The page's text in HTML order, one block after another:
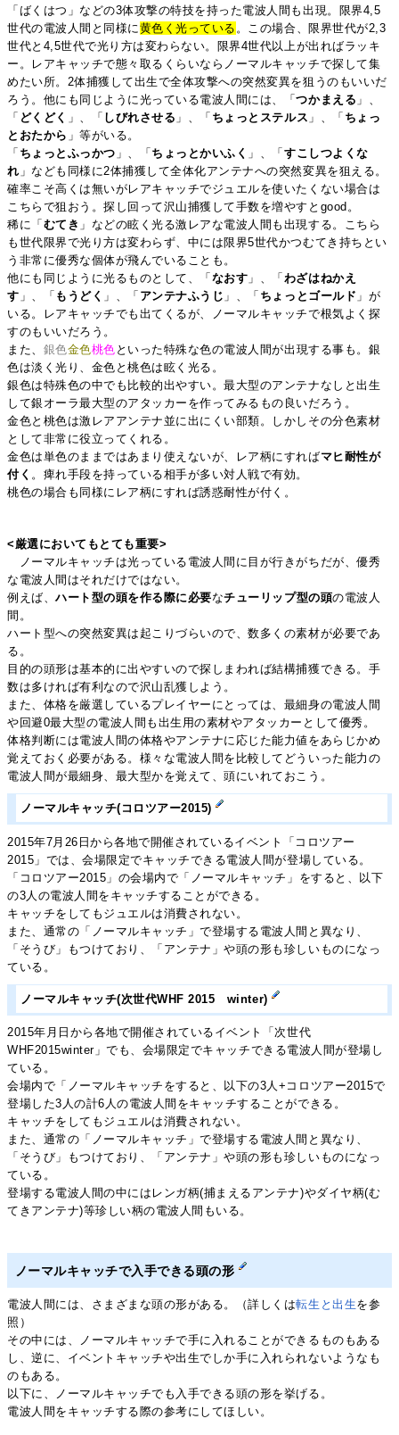
「ばくはつ」などの3体攻撃の特技を持った電波人間も出現。限界4,5
世代の電波人間と同様に黄色く光っている 。この場合、限界世代が2,3
世代と4,5世代で光り方は変わらない。限界4世代以上が出ればラッキ
ー。レアキャッチで態々取るくらいならノーマルキャッチで探して集
めたい所。2体捕獲して出生で全体攻撃への突然変異を狙うのもいいだ
ろう。他にも同じように光っている電波人間には、「つかまえる 」、
「 どくどく 」、「 しびれさせる 」、「 ちょっとステルス 」、「 ちょっ
とおたから 」等がいる。
「 ちょっとふっかつ 」、「 ちょっとかいふく 」、「 すこしつよくな
れ 」なども同様に2体捕獲して全体化アンテナへの突然変異を狙える。
確率こそ高くは無いがレアキャッチでジュエルを使いたくない場合は
こちらで狙おう。探し回って沢山捕獲して手数を増やすとgood。
稀に「 むてき 」などの眩く光る激レアな電波人間も出現する。こちら
も世代限界で光り方は変わらず、中には限界5世代かつむてき持ちとい
う非常に優秀な個体が飛んでいることも。
他にも同じように光るものとして、「 なおす 」、「 わざはねかえ
す 」、「 もうどく 」、「 アンテナふうじ 」、「 ちょっとゴールド 」が
いる。レアキャッチでも出てくるが、ノーマルキャッチで根気よく探
すのもいいだろう。
また、 銀色金色桃色 といった特殊な色の電波人間が出現する事も。銀
色は淡く光り、金色と桃色は眩く光る。
銀色は特殊色の中でも比較的出やすい。最大型のアンテナなしと出生
して銀オーラ最大型のアタッカーを作ってみるもの良いだろう。
金色と桃色は激レアアンテナ並に出にくい部類。しかしその分色素材
として非常に役立ってくれる。
金色は単色のままではあまり使えないが、レア柄にすればマヒ耐性が
付く 。痺れ手段を持っている相手が多い対人戦で有効。
桃色の場合も同様にレア柄にすれば誘惑耐性が付く。
<厳選においてもとても重要>
ノーマルキャッチは光っている電波人間に目が行きがちだが、優秀
な電波人間はそれだけではない。
例えば、ハート型の頭を作る際に必要なチューリップ型の頭の電波人
間。
ハート型への突然変異は起こりづらいので、数多くの素材が必要であ
る。
目的の頭形は基本的に出やすいので探しまわれば結構捕獲できる。手
数は多ければ有利なので沢山乱獲しよう。
また、体格を厳選しているプレイヤーにとっては、最細身の電波人間
や回避0最大型の電波人間も出生用の素材やアタッカーとして優秀。
体格判断には電波人間の体格やアンテナに応じた能力値をあらじかめ
覚えておく必要がある。様々な電波人間を比較してどういった能力の
電波人間が最細身、最大型かを覚えて、頭にいれておこう。
ノーマルキャッチ(コロツアー2015)
2015年7月26日から各地で開催されているイベント「コロツアー
2015」では、会場限定でキャッチできる電波人間が登場している。
「コロツアー2015」の会場内で「ノーマルキャッチ」をすると、以下
の3人の電波人間をキャッチすることができる。
キャッチをしてもジュエルは消費されない。
また、通常の「ノーマルキャッチ」で登場する電波人間と異なり、
「そうび」もつけており、「アンテナ」や頭の形も珍しいものになっ
ている。
ノーマルキャッチ(次世代WHF 2015 winter)
2015年月日から各地で開催されているイベント「次世代
WHF2015winter」でも、会場限定でキャッチできる電波人間が登場し
ている。
会場内で「ノーマルキャッチをすると、以下の3人+コロツアー2015で
登場した3人の計6人の電波人間をキャッチすることができる。
キャッチをしてもジュエルは消費されない。
また、通常の「ノーマルキャッチ」で登場する電波人間と異なり、
「そうび」もつけており、「アンテナ」や頭の形も珍しいものになっ
ている。
登場する電波人間の中にはレンガ柄(捕まえるアンテナ)やダイヤ柄(む
てきアンテナ)等珍しい柄の電波人間もいる。
ノーマルキャッチで入手できる頭の形
電波人間には、さまざまな頭の形がある。（詳しくは転生と出生を参
照）
その中には、ノーマルキャッチで手に入れることができるものもある
し、逆に、イベントキャッチや出生でしか手に入れられないようなも
のもある。
以下に、ノーマルキャッチでも入手できる頭の形を挙げる。
電波人間をキャッチする際の参考にしてほしい。